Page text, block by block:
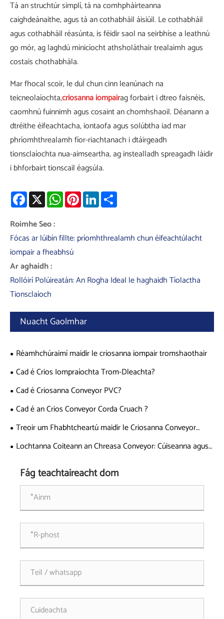
Tá an struchtúr simplí, tá na comhpháirteanna
caighdeánaithe, agus tá an cothabháil áisiúil. Le cothabháil
agus cothabháil réasúnta, is féidir saol na seirbhíse a leathnú
go mór, ag laghdú minicíocht athsholáthair trealaimh agus
costais chothabhála.
Mar fhocal scoir, le dul chun cinn leanúnach na
teicneolaíochta,criosanna iompairag forbairt i dtreo faisnéis,
caomhnú fuinnimh agus cosaint an chomhshaoil. Déanann a
dtréithe éifeachtacha, iontaofa agus solúbtha iad mar
phríomhthrealamh fíor-riachtanach i dtáirgeadh
tionsclaíochta nua-aimseartha, ag instealladh spreagadh láidir
i bhforbairt tionscail éagsúla.
Facebook WhatsAppPinterestLinkedIn
Roimhe Seo :
Fócas ar lúibín fillte: príomhthrealamh chun éifeachtúlacht
iompair a fheabhsú
Ar aghaidh :
Rollóirí Polúireatán: An Rogha Ideal le haghaidh Tíolactha
Tionsclaíoch
Nuacht Gaolmhar
Réamhchúraimí maidir le criosanna iompair tromshaothair
Cad é Crios Iompraíochta Trom-Dleachta?
Cad é Criosanna Conveyor PVC?
Cad é an Crios Conveyor Corda Cruach ?
Treoir um Fhabhtcheartú maidir le Criosanna Conveyor
Corda Cruach
Lochtanna Coiteann an Chreasa Conveyor: Cúiseanna agus
Fág teachtaireacht dom